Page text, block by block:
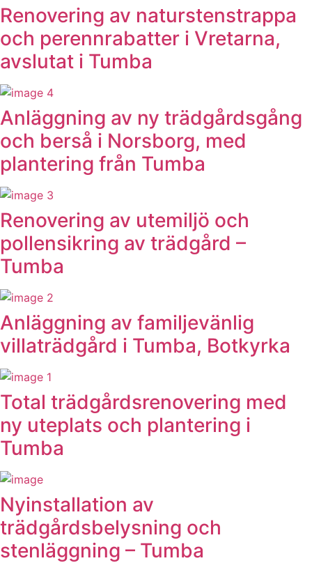
Renovering av naturstenstrappa
och perennrabatter i Vretarna,
avslutat i Tumba
Anläggning av ny trädgårdsgång
och berså i Norsborg, med
plantering från Tumba
Renovering av utemiljö och
pollensikring av trädgård –
Tumba
Anläggning av familjevänlig
villaträdgård i Tumba, Botkyrka
Total trädgårdsrenovering med
ny uteplats och plantering i
Tumba
Nyinstallation av
trädgårdsbelysning och
stenläggning – Tumba